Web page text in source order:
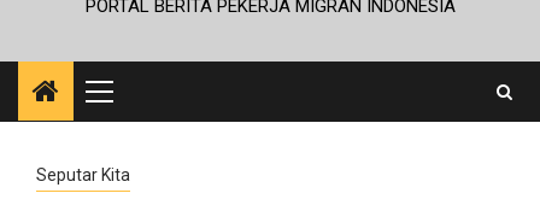
PORTAL BERITA PEKERJA MIGRAN INDONESIA
Primary
Menu
Seputar Kita